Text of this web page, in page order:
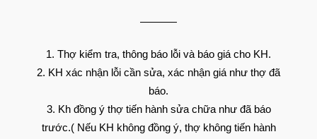
Thợ kiểm tra, thông báo lỗi và báo giá cho KH.
KH xác nhận lỗi cần sửa, xác nhận giá như thợ đã
báo.
Kh đồng ý thợ tiến hành sửa chữa như đã báo
trước.( Nếu KH không đồng ý, thợ không tiến hành